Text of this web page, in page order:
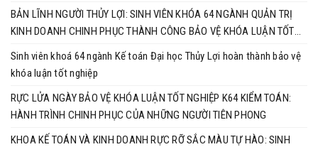
NGHIỆP
BẢN LĨNH NGƯỜI THỦY LỢI: SINH VIÊN KHÓA 64 NGÀNH QUẢN TRỊ
KINH DOANH CHINH PHỤC THÀNH CÔNG BẢO VỆ KHÓA LUẬN TỐT
Sinh viên khoá 64 ngành Kế toán Đại học Thủy Lợi hoàn thành bảo vệ
khóa luận tốt nghiệp
RỰC LỬA NGÀY BẢO VỆ KHÓA LUẬN TỐT NGHIỆP K64 KIỂM TOÁN:
HÀNH TRÌNH CHINH PHỤC CỦA NHỮNG NGƯỜI TIÊN PHONG
KHOA KẾ TOÁN VÀ KINH DOANH RỰC RỠ SẮC MÀU TỰ HÀO: SINH